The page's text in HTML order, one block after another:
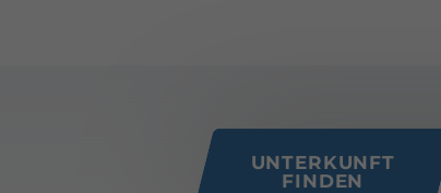
UNTERKUNFT
FINDEN